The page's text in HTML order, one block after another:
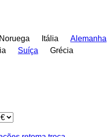
Noruega Itália Alemanha
Suíça
Grécia